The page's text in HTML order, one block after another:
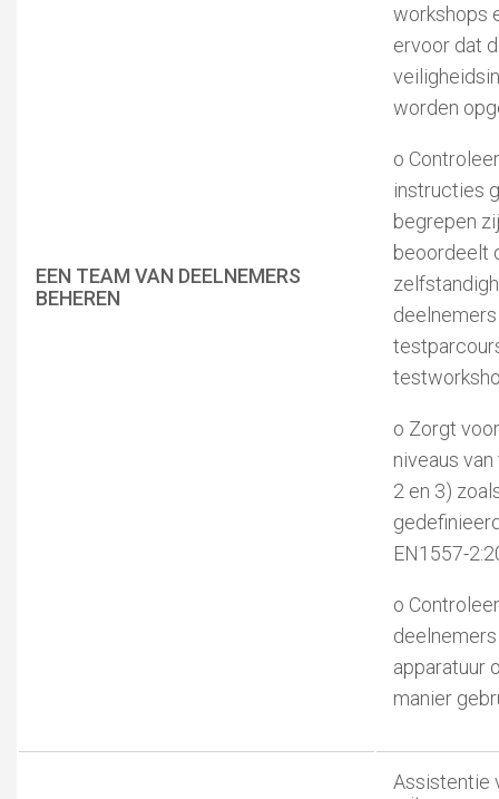
EEN TEAM VAN DEELNEMERS
BEHEREN
workshops
ervoor dat
worden
o
instructies
begrepen
beoordeelt
o Zorgt
niveaus
2 en 3)
EN1557-
o
apparatuur
manier
Assistentie